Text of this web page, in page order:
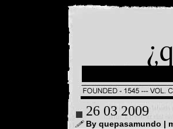
26 03 2009
By quepasamundo |